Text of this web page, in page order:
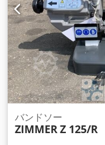
バンドソー
ZIMMER Z 125/R